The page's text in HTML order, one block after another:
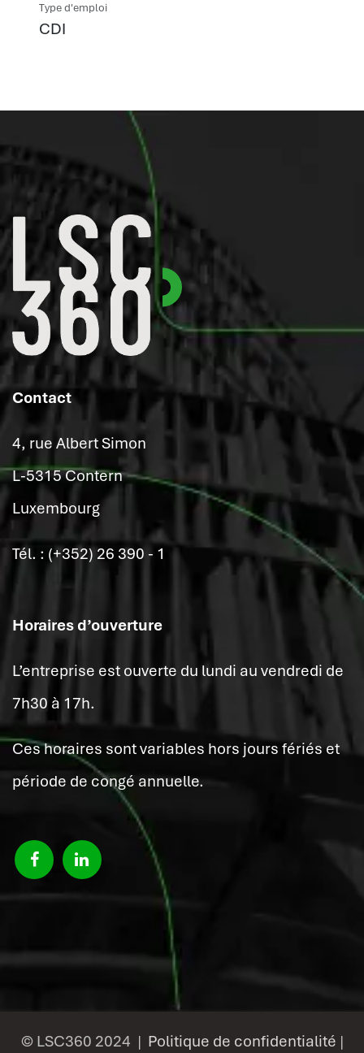
Type d'emploi
CDI
Contact
4, rue Albert Simon
L-5315 Contern
Luxembourg
Tél. : (+352) 26 390 - 1
Horaires d’ouverture
L’entreprise est ouverte du lundi au vendredi de
7h30 à 17h.
Ces horaires sont variables hors jours fériés et
période de congé annuelle.
© LSC360 2024 | Politique de confidentialité |